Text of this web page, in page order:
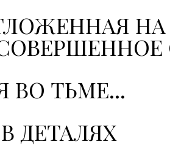
ВО ТЬМЕ...
ДЕТАЛЯХ